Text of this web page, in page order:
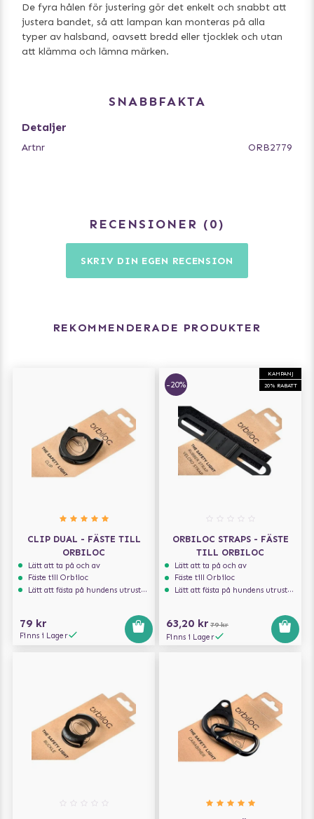
De fyra hålen för justering gör det enkelt och snabbt att
justera bandet, så att lampan kan monteras på alla
typer av halsband, oavsett bredd eller tjocklek och utan
att klämma och lämna märken.
SNABBFAKTA
Detaljer
Artnr ORB2779
RECENSIONER 0
SKRIV DIN EGEN RECENSION
REKOMMENDERADE PRODUKTER
CLIP DUAL - FÄSTE TILL
ORBILOC
Lätt att ta på och av
Fäste till Orbiloc
Lätt att fästa på hundens utrustning
79 kr
Finns i Lager
KAMPANJ
20% RABATT
-20%
ORBILOC STRAPS - FÄSTE
TILL ORBILOC
Lätt att ta på och av
Fäste till Orbiloc
Lätt att fästa på hundens utrustning
63,20 kr 79 kr
Finns i Lager